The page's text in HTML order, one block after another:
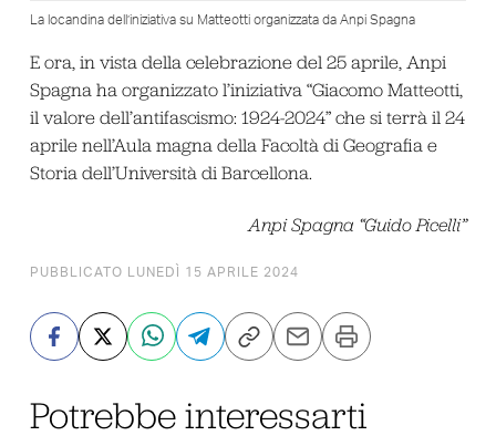
La locandina dell’iniziativa su Matteotti organizzata da Anpi Spagna
E ora, in vista della celebrazione del 25 aprile, Anpi
Spagna ha organizzato l’iniziativa “Giacomo Matteotti,
il valore dell’antifascismo: 1924-2024” che si terrà il 24
aprile nell’Aula magna della Facoltà di Geografia e
Storia dell’Università di Barcellona.
Anpi Spagna “Guido Picelli”
PUBBLICATO LUNEDÌ 15 APRILE 2024
Potrebbe interessarti